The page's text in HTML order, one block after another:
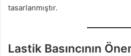
tasarlanmıştır.
Lastik Basıncının